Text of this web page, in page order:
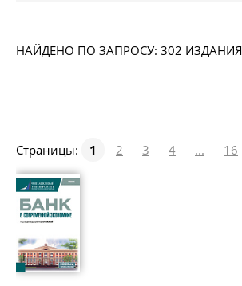
НАЙДЕНО ПО ЗАПРОСУ: 302 ИЗДАНИЯ
Страницы: 1 2 3 4 ... 16